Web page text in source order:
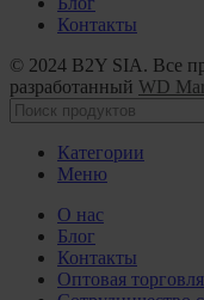
Контакты
© 2024 B2Y SIA. Все
разработанный WD
Категории
Меню
О нас
Блог
Контакты
Оптовая торговля